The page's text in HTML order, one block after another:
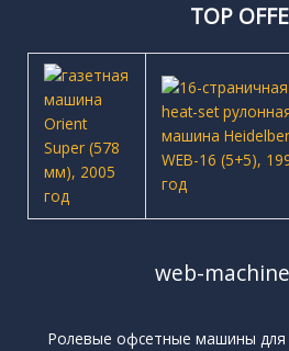
TOP
web-
Ролевые офсетные машины для